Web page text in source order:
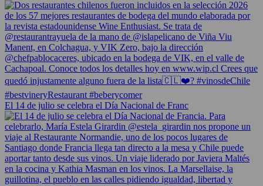
El 14 de julio se celebra el Día Nacional de Franc